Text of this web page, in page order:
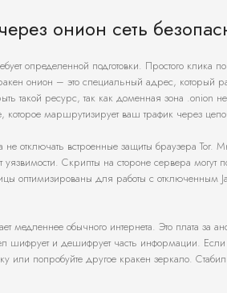
онион сеть
определенной подготовки. Простого клика
онион – это специальный адрес, который
такой ресурс, так как доменная зона .onion
маршрутизирует ваш трафик через
отключать встроенные защиты браузера Tor.
уязвимости. Скрипты на стороне сервера
оптимизированы для работы с отключенным
медленнее обычного интернета. Это плата
шифрует и дешифрует часть информации.
или попробуйте другое кракен зеркало.